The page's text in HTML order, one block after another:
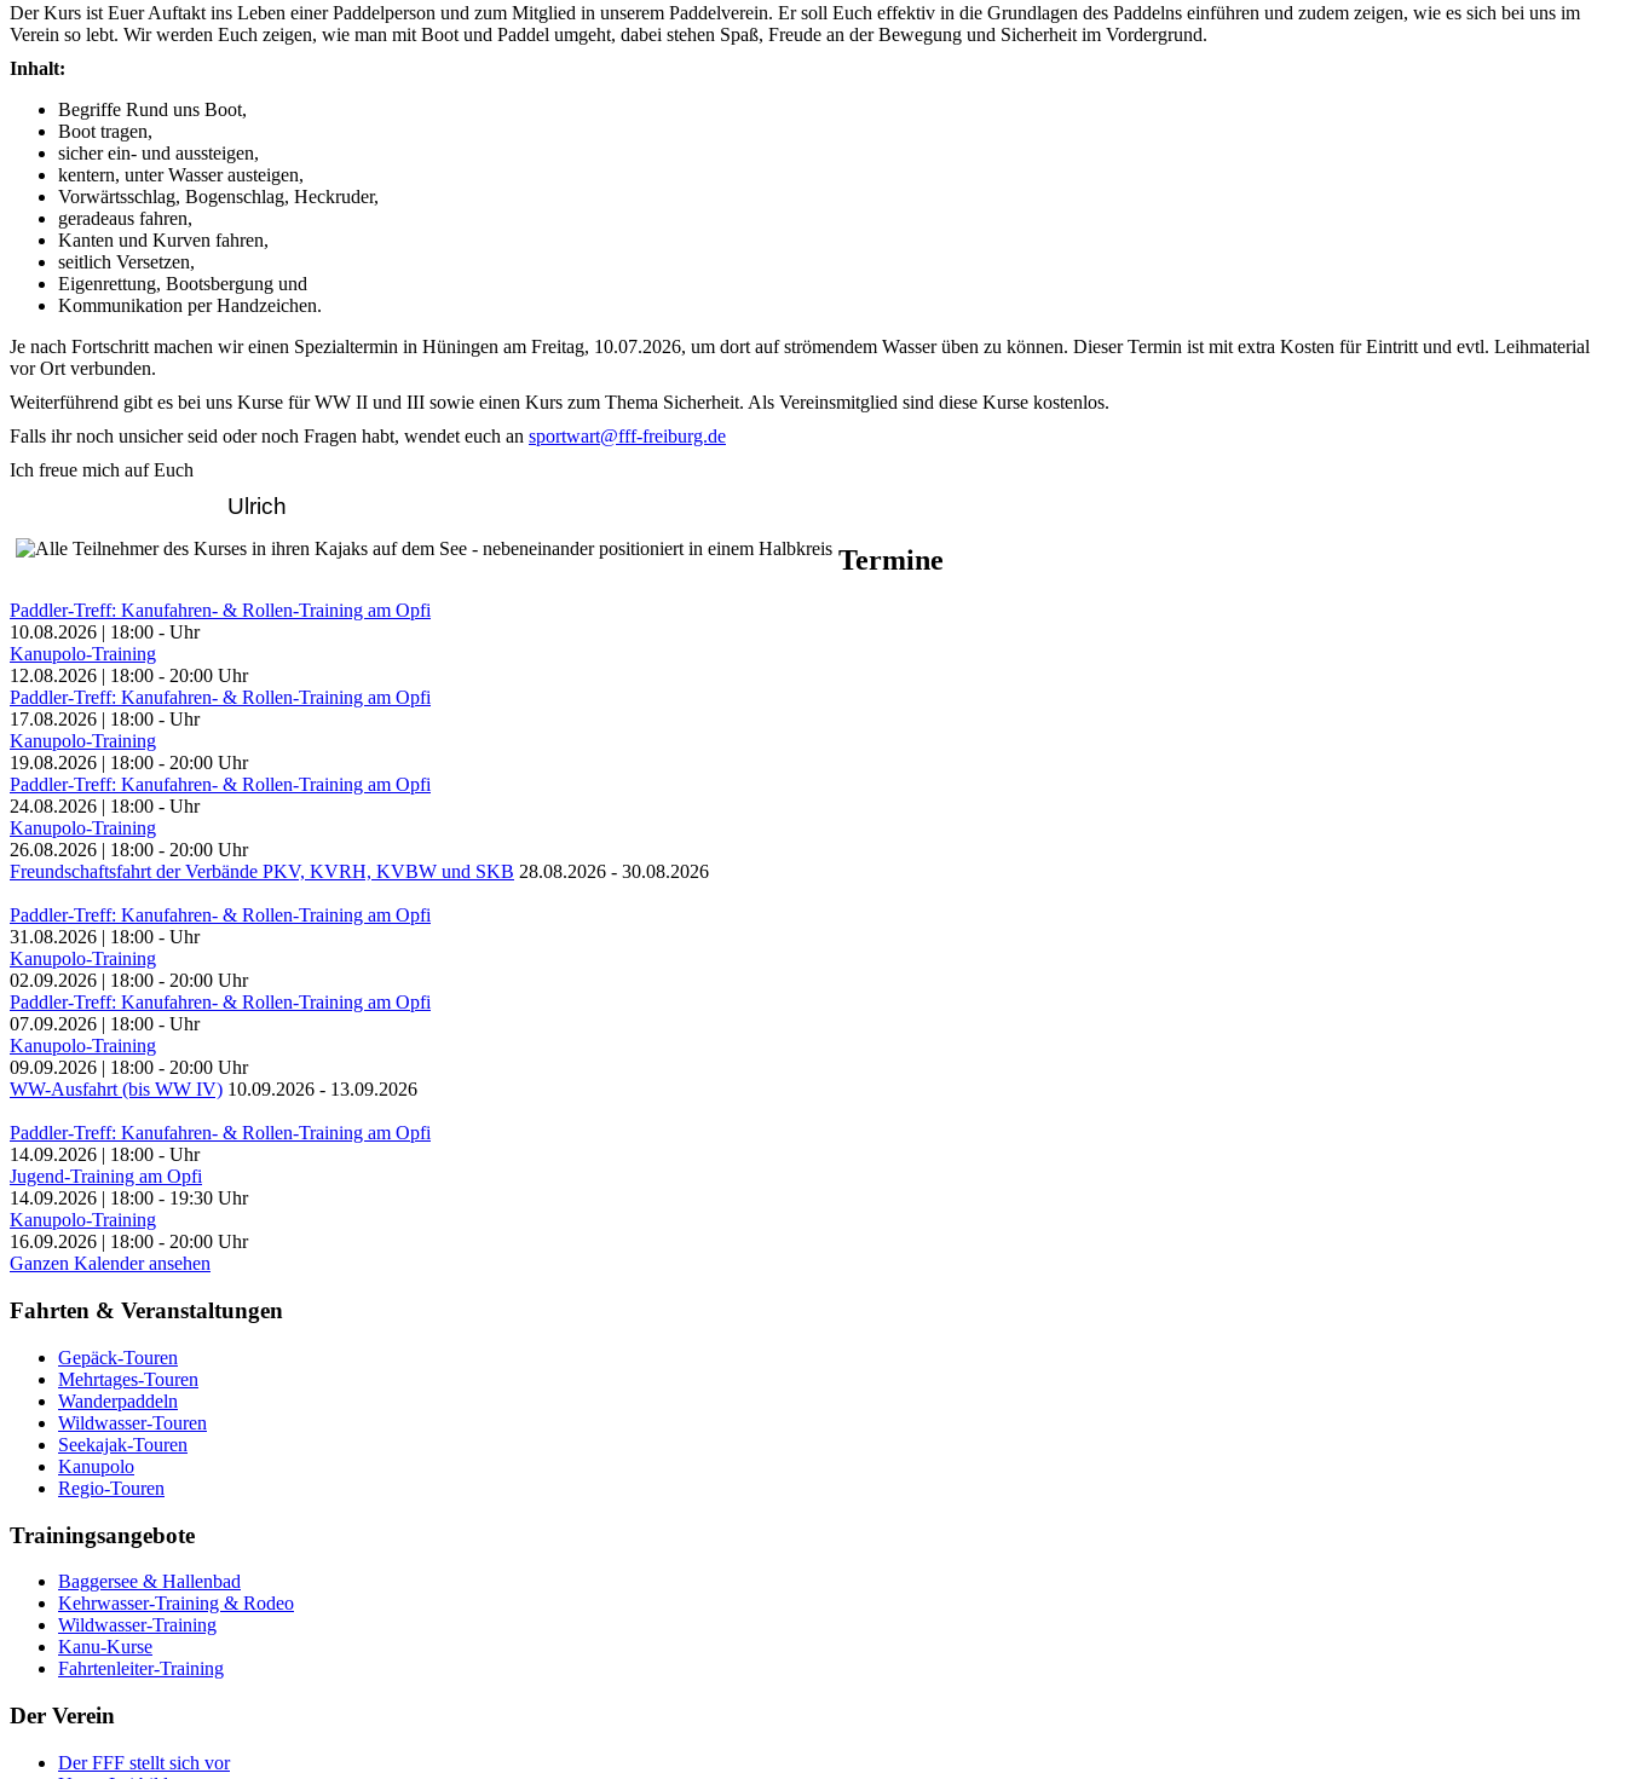
Der Kurs ist Euer Auftakt ins Leben einer Paddelperson und zum Mitglied in unserem Paddelverein. Er soll Euch effektiv in die Grundlagen des Paddelns einführen und zudem zeigen, wie es sich bei uns im
Verein so lebt. Wir werden Euch zeigen, wie man mit Boot und Paddel umgeht, dabei stehen Spaß, Freude an der Bewegung und Sicherheit im Vordergrund.
Inhalt:
Begriffe Rund uns Boot,
Boot tragen,
sicher ein- und aussteigen,
kentern, unter Wasser austeigen,
Vorwärtsschlag, Bogenschlag, Heckruder,
geradeaus fahren,
Kanten und Kurven fahren,
seitlich Versetzen,
Eigenrettung, Bootsbergung und
Kommunikation per Handzeichen.
Je nach Fortschritt machen wir einen Spezialtermin in Hüningen am Freitag, 10.07.2026, um dort auf strömendem Wasser üben zu können. Dieser Termin ist mit extra Kosten für Eintritt und evtl. Leihmaterial
vor Ort verbunden.
Weiterführend gibt es bei uns Kurse für WW II und III sowie einen Kurs zum Thema Sicherheit. Als Vereinsmitglied sind diese Kurse kostenlos.
Falls ihr noch unsicher seid oder noch Fragen habt, wendet euch an sportwart@fff-freiburg.de
Ich freue mich auf Euch
Ulrich
Termine
Paddler-Treff: Kanufahren- & Rollen-Training am Opfi
10.08.2026
18:00 - Uhr
Kanupolo-Training
12.08.2026
18:00 - 20:00 Uhr
Paddler-Treff: Kanufahren- & Rollen-Training am Opfi
17.08.2026
18:00 - Uhr
Kanupolo-Training
19.08.2026
18:00 - 20:00 Uhr
Paddler-Treff: Kanufahren- & Rollen-Training am Opfi
24.08.2026
18:00 - Uhr
Kanupolo-Training
26.08.2026
18:00 - 20:00 Uhr
Freundschaftsfahrt der Verbände PKV, KVRH, KVBW und SKB 28.08.2026 - 30.08.2026
Paddler-Treff: Kanufahren- & Rollen-Training am Opfi
31.08.2026
18:00 - Uhr
Kanupolo-Training
02.09.2026
18:00 - 20:00 Uhr
Paddler-Treff: Kanufahren- & Rollen-Training am Opfi
07.09.2026
18:00 - Uhr
Kanupolo-Training
09.09.2026
18:00 - 20:00 Uhr
WW-Ausfahrt (bis WW IV) 10.09.2026 - 13.09.2026
Paddler-Treff: Kanufahren- & Rollen-Training am Opfi
14.09.2026
18:00 - Uhr
Jugend-Training am Opfi
14.09.2026
18:00 - 19:30 Uhr
Kanupolo-Training
16.09.2026
18:00 - 20:00 Uhr
Ganzen Kalender ansehen
Fahrten & Veranstaltungen
Gepäck-Touren
Mehrtages-Touren
Wanderpaddeln
Wildwasser-Touren
Seekajak-Touren
Kanupolo
Regio-Touren
Trainingsangebote
Baggersee & Hallenbad
Kehrwasser-Training & Rodeo
Wildwasser-Training
Kanu-Kurse
Fahrtenleiter-Training
Der Verein
Der FFF stellt sich vor